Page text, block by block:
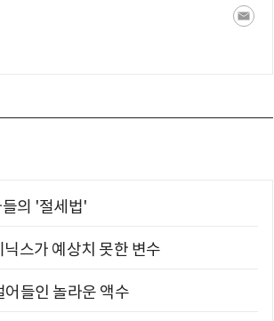
의 '절세법'
스가 예상치 못한 변수
들인 놀라운 액수